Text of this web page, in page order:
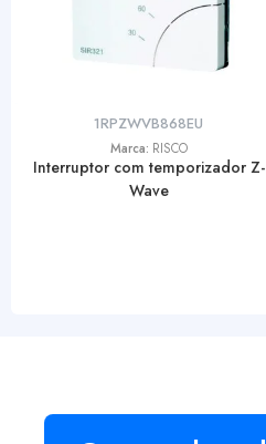
1RPZWVB868EU
Marca: RISCO
Interruptor com temporizador Z-
Wave